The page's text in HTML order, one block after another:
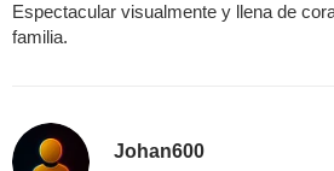
Espectacular visualmente y llena de
familia.
Johan600